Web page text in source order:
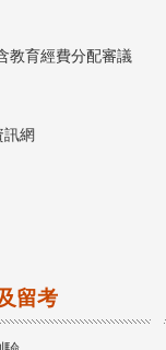
教育經費分配審議
訊網
留考